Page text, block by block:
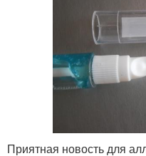
Приятная новость для